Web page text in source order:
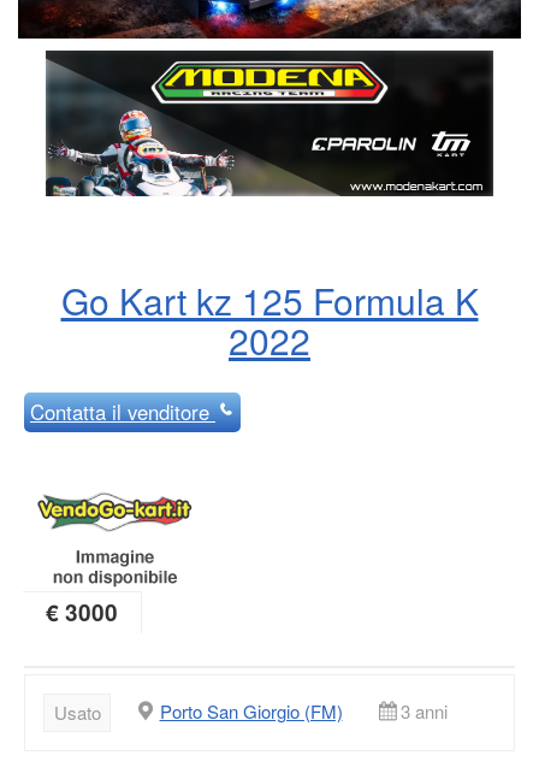
Go Kart kz 125 Formula K
2022
Contattail venditore
€ 3000
Usato Porto San Giorgio (FM) 3 anni